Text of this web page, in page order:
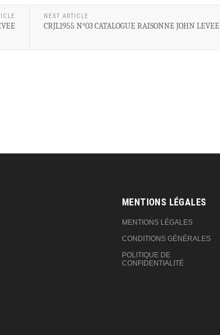
NEXT ARTICLE
CRJL1955 N°03 CATALOGUE RAISONNE JOHN LEVEE
MENTIONS LÉGALES
MENTIONS LÉGALES
CONDITIONS GÉNÉRALES
POLITIQUE DE
CONFIDENTIALITÉ